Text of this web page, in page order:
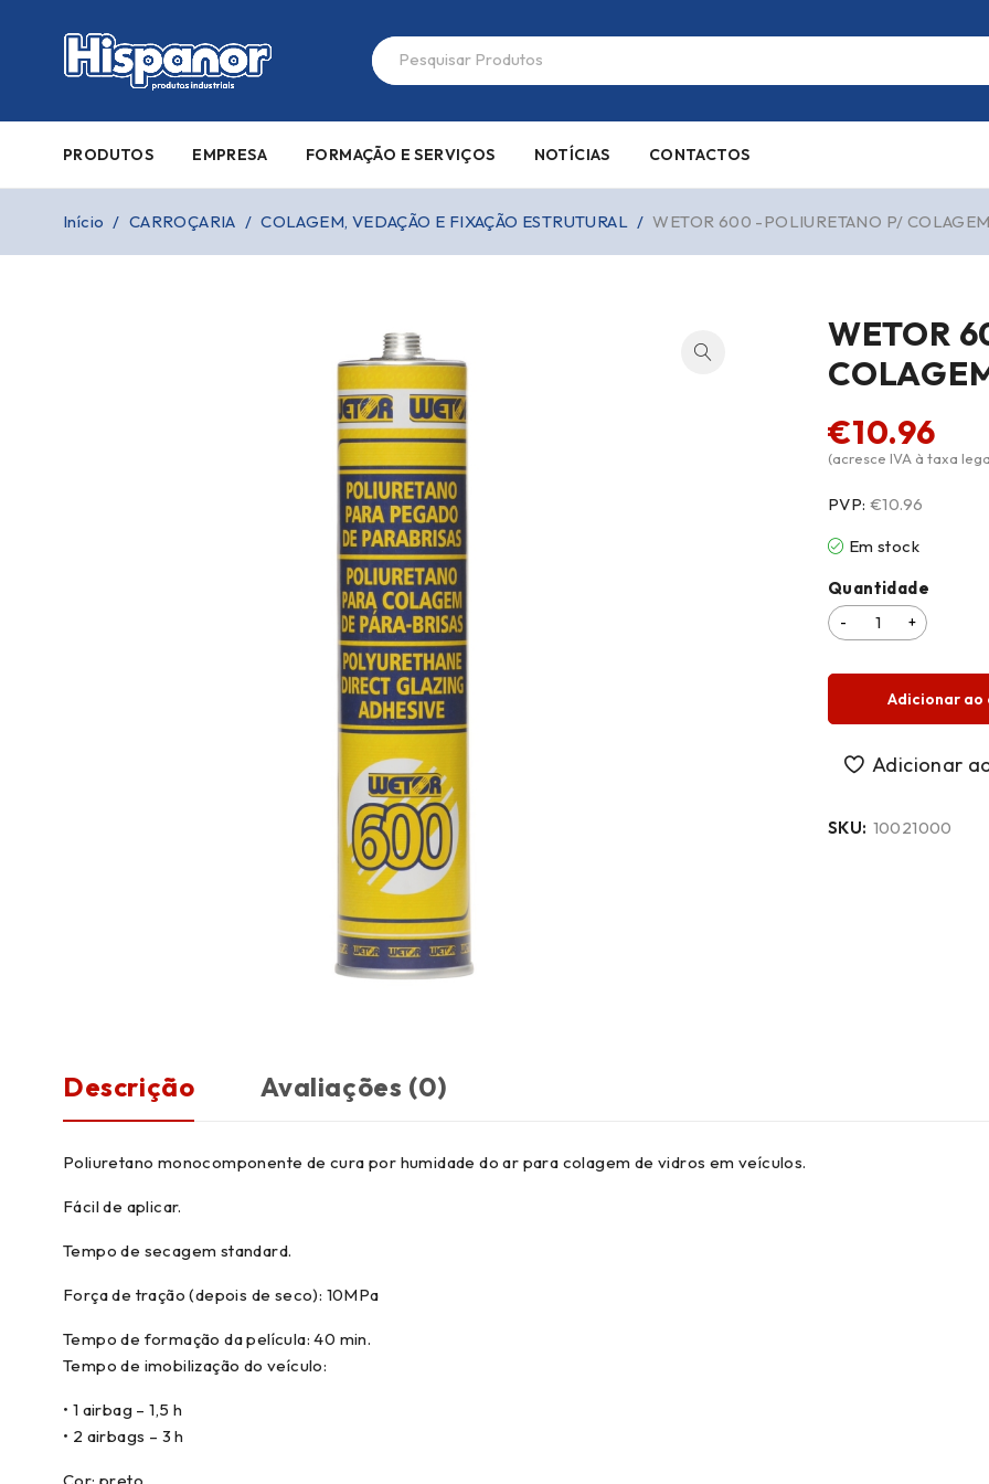
PRODUTOS EMPRESA FORMAÇÃO E SERVIÇOS NOTÍCIAS CONTACTOS
Início / CARROÇARIA / COLAGEM, VEDAÇÃO E FIXAÇÃO ESTRUTURAL / WETOR 600 -POLIURETANO P/
WETOR
€10.96
(acresce IVA à taxa
PVP: €10.96
Em stock
Quantidade
Adicionar ao
SKU: 10021000
Descrição Avaliações (0)
Poliuretano monocomponente de cura por humidade do ar para colagem de vidros em veículos.
Fácil de aplicar.
Tempo de secagem standard.
Força de tração (depois de seco): 10MPa
Tempo de formação da película: 40 min.
Tempo de imobilização do veículo:
• 1 airbag – 1,5 h
• 2 airbags – 3 h